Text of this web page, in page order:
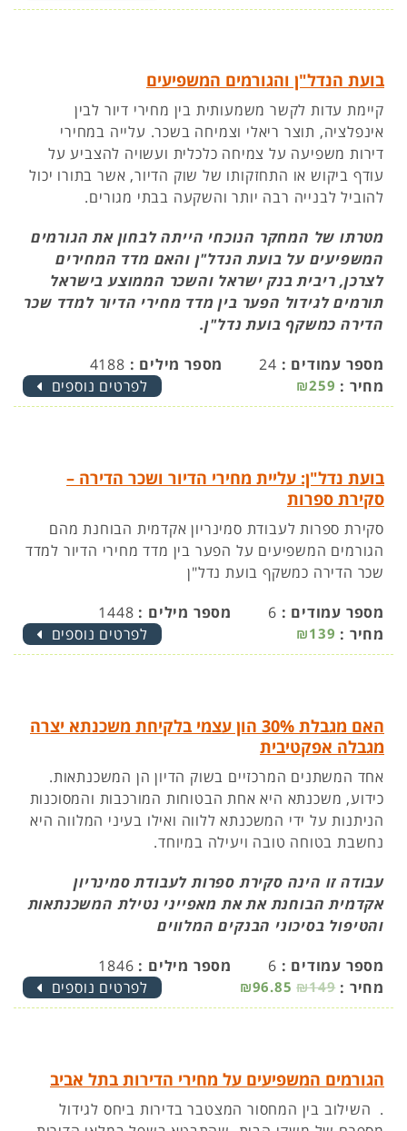
בועת הנדל"ן והגורמים המשפיעים
קיימת עדות לקשר משמעותית בין מחירי דיור לבין
אינפלציה, תוצר ריאלי וצמיחה בשכר. עלייה במחירי
דירות משפיעה על צמיחה כלכלית ועשויה להצביע על
עודף ביקוש או התחזקותו של שוק הדיור, אשר בתורו יכול
להוביל לבנייה רבה יותר והשקעה בבתי מגורים.
מטרתו של המחקר הנוכחי הייתה לבחון את הגורמים
המשפיעים על בועת הנדל"ן והאם מדד המחירים
לצרכן, ריבית בנק ישראל והשכר הממוצע בישראל
תורמים לגידול הפער בין מדד מחירי הדיור למדד שכר
הדירה כמשקף בועת נדל"ן.
מספר עמודים : 24 מספר מילים : 4188
מחיר : ₪259 לפרטים נוספים
בועת נדל"ן: עליית מחירי הדיור ושכר הדירה –
סקירת ספרות
סקירת ספרות לעבודת סמינריון אקדמית הבוחנת מהם
הגורמים המשפיעים על הפער בין מדד מחירי הדיור למדד
שכר הדירה כמשקף בועת נדל"ן
מספר עמודים : 6 מספר מילים : 1448
מחיר : ₪139 לפרטים נוספים
האם מגבלת 30% הון עצמי בלקיחת משכנתא יצרה
מגבלה אפקטיבית
אחד המשתנים המרכזיים בשוק הדיון הן המשכנתאות.
כידוע, משכנתא היא אחת הבטוחות המורכבות והמסוכנות
הניתנות על ידי המשכנתא ללווה ואילו בעיני המלווה היא
נחשבת בטוחה טובה ויעילה במיוחד.
עבודה זו הינה סקירת ספרות לעבודת סמינריון
אקדמית הבוחנת את את מאפייני נטילת המשכנתאות
והטיפול בסיכוני הבנקים המלווים
מספר עמודים : 6 מספר מילים : 1846
מחיר : ₪149
₪96.85 לפרטים נוספים
הגורמים המשפיעים על מחירי הדירות בתל אביב
. השילוב בין המחסור המצטבר בדירות ביחס לגידול